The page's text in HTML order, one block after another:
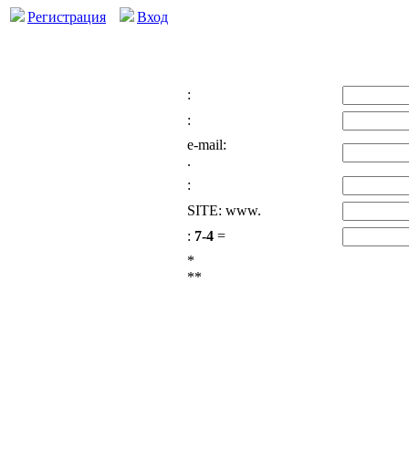
Регистрация Вход
:
:
e-mail:
.
:
SITE: www.
: 7-4 =
*
**